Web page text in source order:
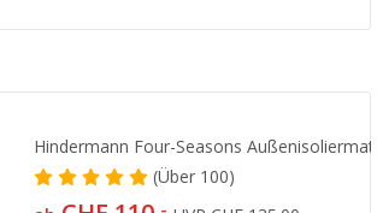
Hindermann Four-Seasons
(Über100)